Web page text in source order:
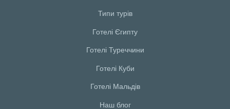
Типи турів
Готелі Єгипту
Готелі Туреччини
Готелі Куби
Готелі Мальдiв
Наш блог